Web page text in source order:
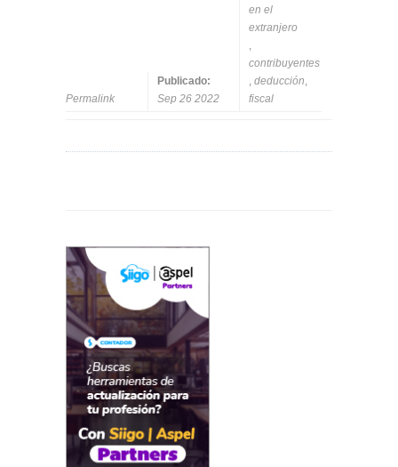
Permalink
Publicado:
Sep 26 2022
en el
extranjero
,
contribuyentes
, deducción,
fiscal